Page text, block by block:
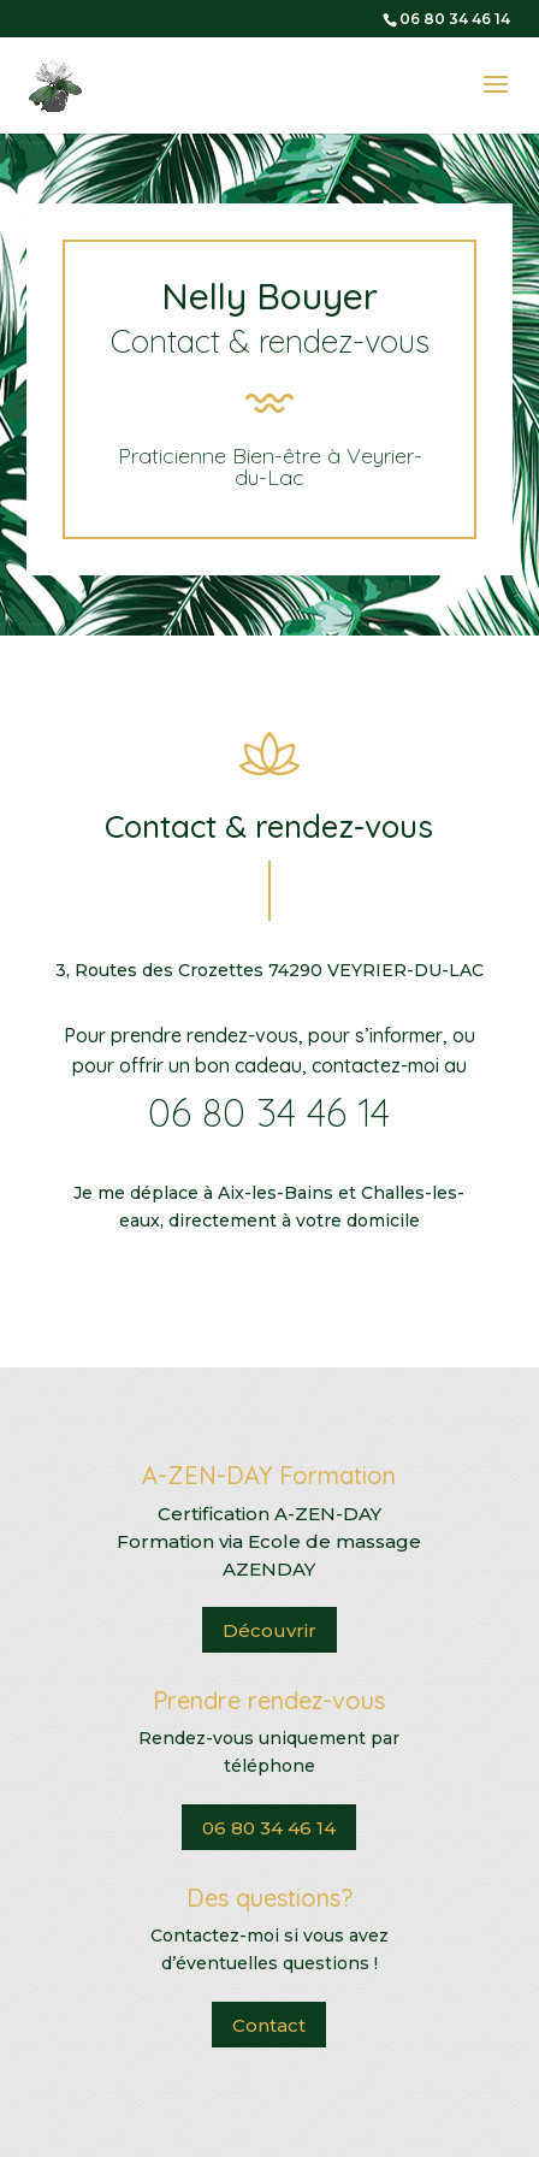
06 80 34 46 14
Nelly Bouyer
Contact & rendez-vous
Praticienne Bien-être à Veyrier-
du-Lac
Contact & rendez-vous
3, Routes des Crozettes 74290 VEYRIER-DU-LAC
Pour prendre rendez-vous, pour s’informer, ou
pour offrir un bon cadeau, contactez-moi au
06 80 34 46 14
Je me déplace à Aix-les-Bains et Challes-les-
eaux, directement à votre domicile
A-ZEN-DAY Formation
Certification A-ZEN-DAY
Formation via Ecole de massage
AZENDAY
Découvrir
Prendre rendez-vous
Rendez-vous uniquement par
téléphone
06 80 34 46 14
Des questions?
Contactez-moi si vous avez
d’éventuelles questions !
Contact